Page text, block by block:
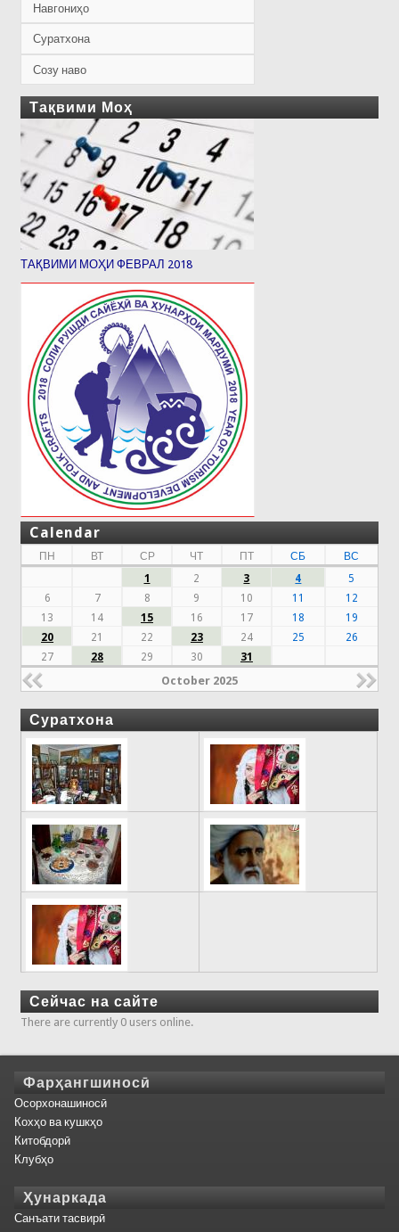
Навгониҳо
Суратхона
Созу наво
Тақвими Моҳ
ТАҚВИМИ МОҲИ ФЕВРАЛ 2018
Calendar
ПН ВТ СР ЧТ ПТ СБ
ВС
1
2 3 4
5
6
7 8 9 10 11
12
13
14 15 16 17 18
19
20
21 22 23 24 25
26
27
28 29 30 31
October 2025
Суратхона
Сейчас на сайте
There are currently 0 users online.
Фарҳангшиносӣ
Осорхонашиносӣ
Кохҳо ва кушкҳо
Китобдорӣ
Клубҳо
Ҳунаркада
Санъати тасвирӣ